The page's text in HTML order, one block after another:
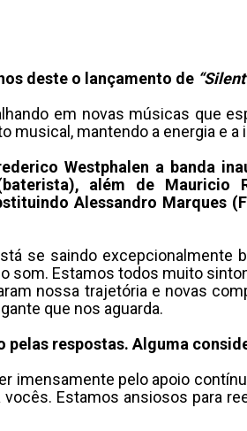
deste o lançamento de
em novas músicas que
musical, mantendo a energia e
Westphalen a banda
além de Mauricio
Alessandro Marques
se saindo excepcionalmente
som. Estamos todos muito
nossa trajetória e novas
que nos aguarda.
pelas respostas. Alguma
imensamente pelo apoio
vocês. Estamos ansiosos para